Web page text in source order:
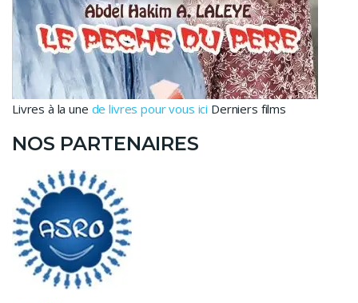
Livres à la une de livres pour vous ici Derniers films
NOS PARTENAIRES